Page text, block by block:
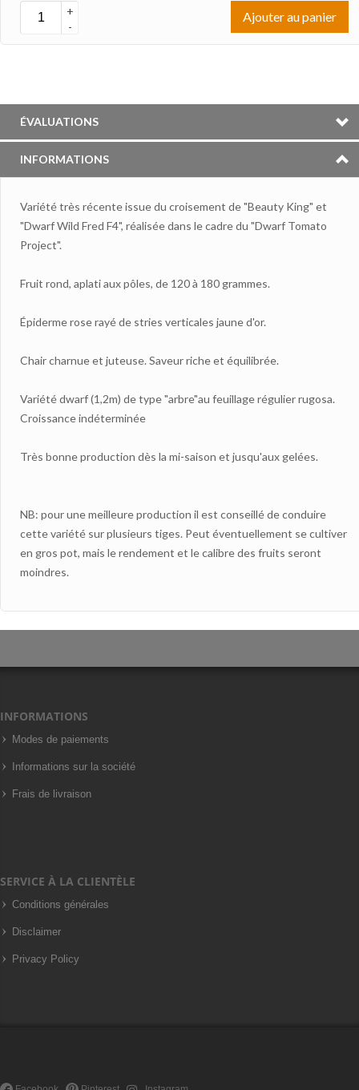
+
-
Ajouter au panier
ÉVALUATIONS
INFORMATIONS
Variété très récente issue du croisement de "Beauty King" et
"Dwarf Wild Fred F4", réalisée dans le cadre du "Dwarf Tomato
Project".
Fruit rond, aplati aux pôles, de 120 à 180 grammes.
Épiderme rose rayé de stries verticales jaune d'or.
Chair charnue et juteuse. Saveur riche et équilibrée.
Variété dwarf (1,2m) de type "arbre"au feuillage régulier rugosa.
Croissance indéterminée
Très bonne production dès la mi-saison et jusqu'aux gelées.
NB: pour une meilleure production il est conseillé de conduire
cette variété sur plusieurs tiges. Peut éventuellement se cultiver
en gros pot, mais le rendement et le calibre des fruits seront
moindres.
INFORMATIONS
Modes de paiements
Informations sur la société
Frais de livraison
SERVICE À LA CLIENTÈLE
Conditions générales
Disclaimer
Privacy Policy